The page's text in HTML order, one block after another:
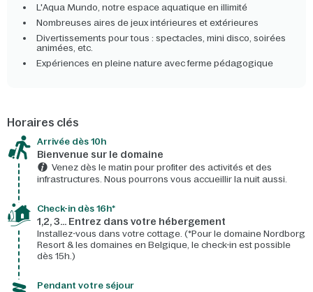
L'Aqua Mundo, notre espace aquatique en illimité
Nombreuses aires de jeux intérieures et extérieures
Divertissements pour tous : spectacles, mini disco, soirées
animées, etc.
Expériences en pleine nature avec ferme pédagogique
Horaires clés
Arrivée dès 10h​
Bienvenue sur le domaine​
Venez dès le matin pour profiter des activités et des
infrastructures. Nous pourrons vous accueillir la nuit aussi.
Check-in dès 16h*​
1,2, 3… Entrez dans votre hébergement
Installez-vous dans votre cottage. (*Pour le domaine Nordborg
Resort & les domaines en Belgique, le check-in est possible
dès 15h.)
Pendant votre séjour